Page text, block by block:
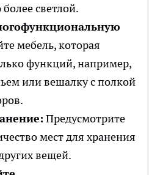
светлой.
мебель, которая
функций, например,
или вешалку с полкой
Предусмотрите
мест для хранения
вещей.